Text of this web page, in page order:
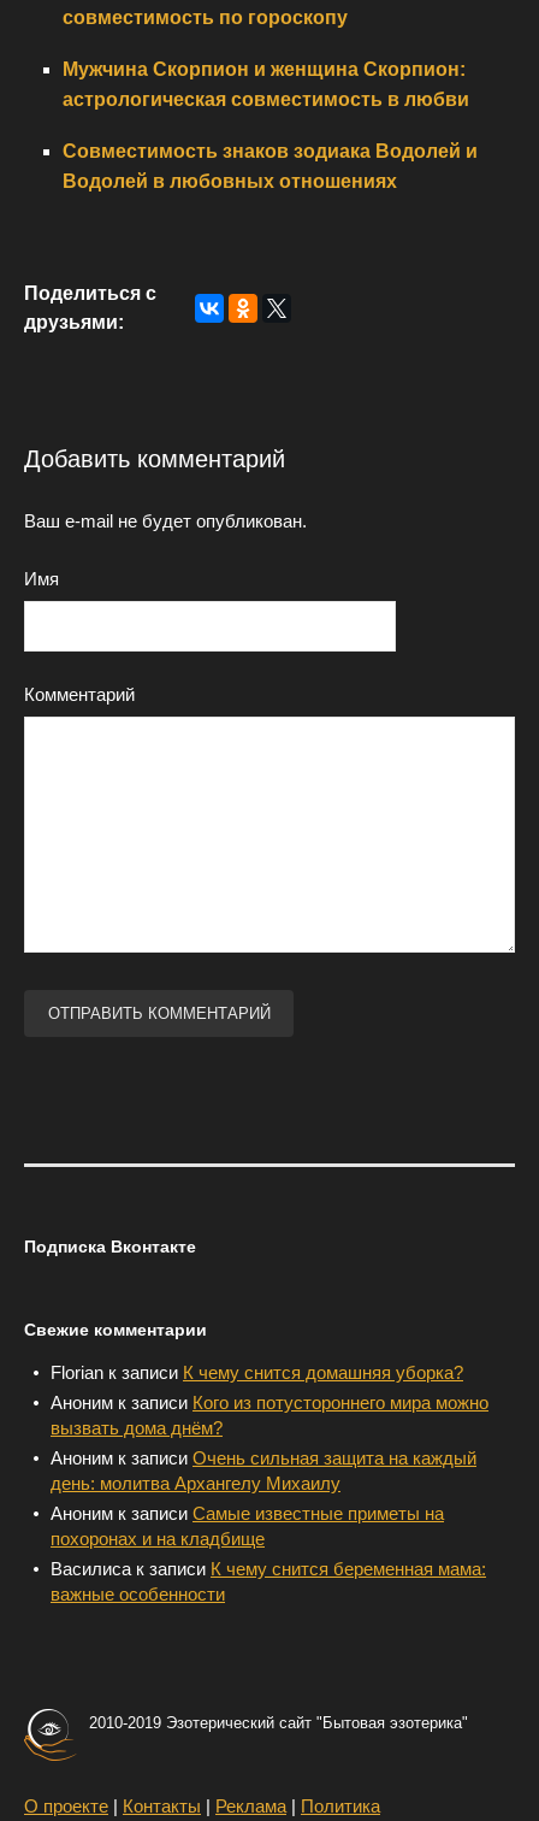
совместимость по гороскопу
Мужчина Скорпион и женщина Скорпион:
астрологическая совместимость в любви
Совместимость знаков зодиака Водолей и
Водолей в любовных отношениях
Поделиться с
друзьями:
Добавить комментарий
Ваш e-mail не будет опубликован.
Имя
Комментарий
Подписка Вконтакте
Свежие комментарии
Florian к записи К чему снится домашняя уборка?
Аноним к записи Кого из потустороннего мира можно
вызвать дома днём?
Аноним к записи Очень сильная защита на каждый
день: молитва Архангелу Михаилу
Аноним к записи Самые известные приметы на
похоронах и на кладбище
Василиса к записи К чему снится беременная мама:
важные особенности
2010-2019 Эзотерический сайт "Бытовая эзотерика"
О проекте | Контакты | Реклама | Политика